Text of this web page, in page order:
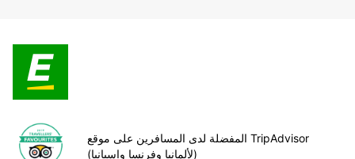
المفضلة لدى المسافرين على موقع TripAdvisor
(لألمانيا وفرنسا وإسبانيا)